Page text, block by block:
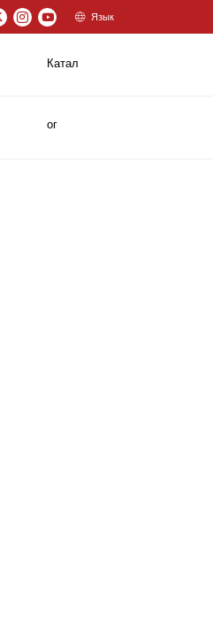
Язык
Катал
ог